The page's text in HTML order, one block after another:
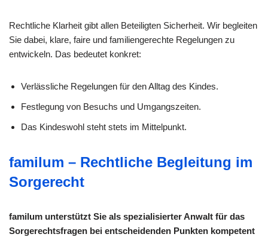
Rechtliche Klarheit gibt allen Beteiligten Sicherheit. Wir begleiten
Sie dabei, klare, faire und familiengerechte Regelungen zu
entwickeln. Das bedeutet konkret:
Verlässliche Regelungen für den Alltag des Kindes.
Festlegung von Besuchs und Umgangszeiten.
Das Kindeswohl steht stets im Mittelpunkt.
familum – Rechtliche Begleitung im
Sorgerecht
familum unterstützt Sie als spezialisierter Anwalt für das
Sorgerechtsfragen bei entscheidenden Punkten kompetent